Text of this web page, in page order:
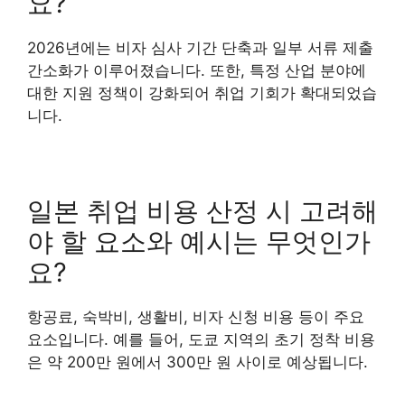
2026년에는 비자 심사 기간 단축과 일부 서류 제출
간소화가 이루어졌습니다. 또한, 특정 산업 분야에
대한 지원 정책이 강화되어 취업 기회가 확대되었습
니다.
일본 취업 비용 산정 시 고려해
야 할 요소와 예시는 무엇인가
요?
항공료, 숙박비, 생활비, 비자 신청 비용 등이 주요
요소입니다. 예를 들어, 도쿄 지역의 초기 정착 비용
은 약 200만 원에서 300만 원 사이로 예상됩니다.